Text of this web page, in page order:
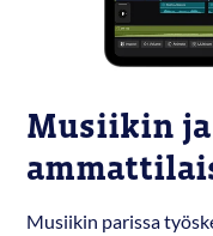
Musiikin ja
Musiikin parissa